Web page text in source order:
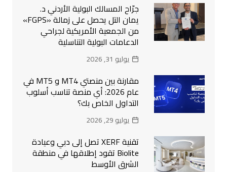
جرّاح المسالك البولية الأردني د.
يمان التل يحصل على زمالة «FGPS»
من الجمعية الأمريكية لجراحي
الدعامات البولية التناسلية
يوليو 31, 2026
مقارنة بين منصتي MT4 و MT5 في
عام 2026: أي منصة تناسب أسلوب
التداول الخاص بك؟
يوليو 29, 2026
تقنية XERF تصل إلى دبي وعيادة
Biolite تقود إطلاقها في منطقة
الشرق الأوسط